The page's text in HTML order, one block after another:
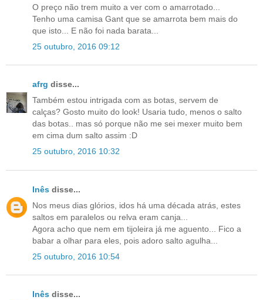
O preço não trem muito a ver com o amarrotado...
Tenho uma camisa Gant que se amarrota bem mais do
que isto... E não foi nada barata...
25 outubro, 2016 09:12
afrg disse...
Também estou intrigada com as botas, servem de
calças? Gosto muito do look! Usaria tudo, menos o salto
das botas.. mas só porque não me sei mexer muito bem
em cima dum salto assim :D
25 outubro, 2016 10:32
Inês disse...
Nos meus dias glórios, idos há uma década atrás, estes
saltos em paralelos ou relva eram canja...
Agora acho que nem em tijoleira já me aguento... Fico a
babar a olhar para eles, pois adoro salto agulha...
25 outubro, 2016 10:54
Inês disse...